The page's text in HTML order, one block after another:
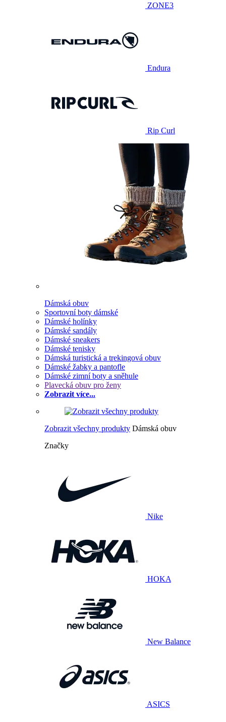
ZONE3
Endura
Rip Curl
Dámská obuv
Sportovní boty dámské
Dámské holínky
Dámské sandály
Dámské sneakers
Dámské tenisky
Dámská turistická a trekingová obuv
Dámské žabky a pantofle
Dámské zimní boty a sněhule
Plavecká obuv pro ženy
Zobrazit více...
Zobrazit všechny produkty Dámská obuv
Značky
Nike
HOKA
New Balance
ASICS